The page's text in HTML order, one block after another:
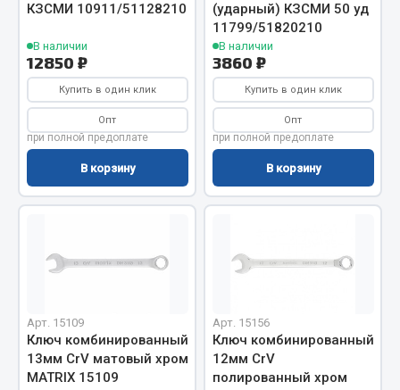
Система питания
Система выпуска газа
Система охлаждения
Коробка передач
Рулевое управление
Тормозная система
Показать ещё
Тормозная система
Двигатель
КЗСМИ 10911/51128210
В наличии
12850 ₽
Купить в один клик
Опт
при полной предоплате
В корзину
(ударный) КЗСМИ 50 уд
11799/51820210
В наличии
3860 ₽
Купить в один клик
Опт
при полной предоплате
В корзину
Арт. 15109
Ключ комбинированный
13мм CrV матовый хром
MATRIX 15109
Арт. 15156
Ключ комбинированный
12мм CrV
полированный хром